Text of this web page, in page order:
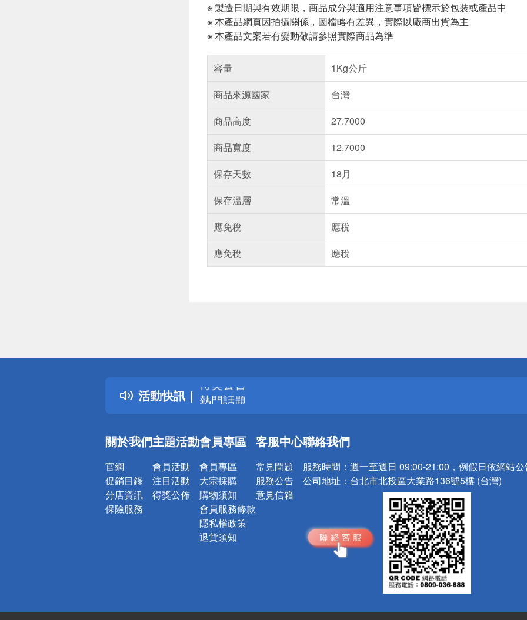
※ 製造日期與有效期限，商品成分與適用注意事項皆標示於包裝或產品中
※ 本產品網頁因拍攝關係，圖檔略有差異，實際以廠商出貨為主
※ 本產品文案若有變動敬請參照實際商品為準
容量
1Kg公斤
商品來源國家
台灣
商品高度
27.7000
商品寬度
12.7000
保存天數
18月
保存溫層
常溫
應免稅
應稅
應免稅
應稅
活動快訊
詐騙網頁！請小心！
得獎公告
熱門話題
銀行優惠
詐騙網頁！請小心！
關於我們
官網
促銷目錄
分店資訊
保險服務
主題活動
會員活動
注目活動
得獎公佈
會員專區
會員專區
大宗採購
購物須知
會員服務條款
隱私權政策
退貨須知
客服中心
常見問題
服務公告
意見信箱
聯絡我們
服務時間： 週一至週日 09:00-21:00，例假日依網站
公司地址： 台北市北投區大業路136號5樓 (台灣)